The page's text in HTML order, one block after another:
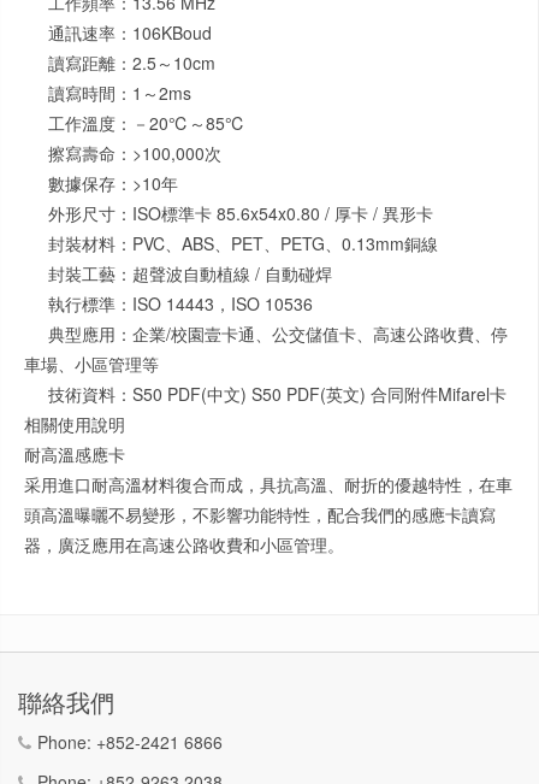
通訊速率：106KBoud
讀寫距離：2.5～10cm
讀寫時間：1～2ms
工作溫度：－20℃～85℃
擦寫壽命：>100,000次
數據保存：>10年
外形尺寸：ISO標準卡 85.6x54x0.80 / 厚卡 / 異形卡
封裝材料：PVC、ABS、PET、PETG、0.13mm銅線
封裝工藝：超聲波自動植線 / 自動碰焊
執行標準：ISO 14443，ISO 10536
典型應用：企業/校園壹卡通、公交儲值卡、高速公路收費、停
車場、小區管理等
技術資料：S50 PDF(中文) S50 PDF(英文) 合同附件Mifarel卡
相關使用說明
耐高溫感應卡
采用進口耐高溫材料復合而成，具抗高溫、耐折的優越特性，在車
頭高溫曝曬不易變形，不影響功能特性，配合我們的感應卡讀寫
器，廣泛應用在高速公路收費和小區管理。
聯絡我們
Phone: +852-2421 6866